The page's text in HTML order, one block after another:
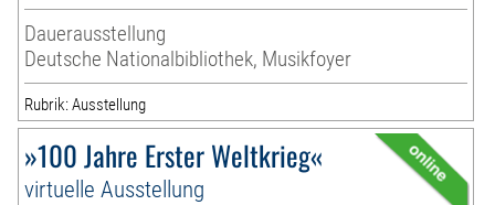
Dauerausstellung
Deutsche Nationalbibliothek, Musikfoyer
Rubrik: Ausstellung
»100 Jahre Erster Weltkrieg«
virtuelle Ausstellung